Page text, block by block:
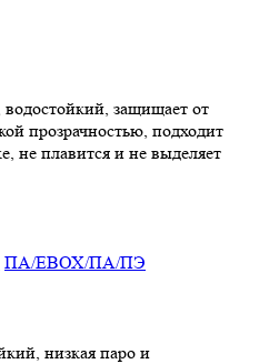
защищает от
прозрачностью, подходит
не плавится и не выделяет
ПА/ЕВОХ/ПА/ПЭ
низкая паро и